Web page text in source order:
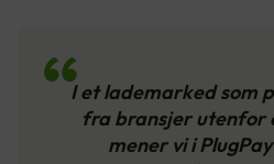
I et lademarked som
fra bransjer utenfor
mener vi i